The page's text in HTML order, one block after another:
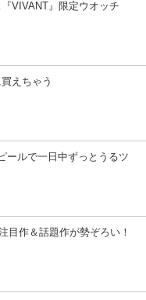
VIVANT』限定ウオッチ
えちゃう
ールで一日中ずっとうるツ
目作＆話題作が勢ぞろい！